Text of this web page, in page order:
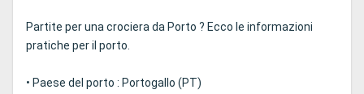
Partite per una crociera da Porto ? Ecco le informazioni
pratiche per il porto.
• Paese del porto : Portogallo (PT)